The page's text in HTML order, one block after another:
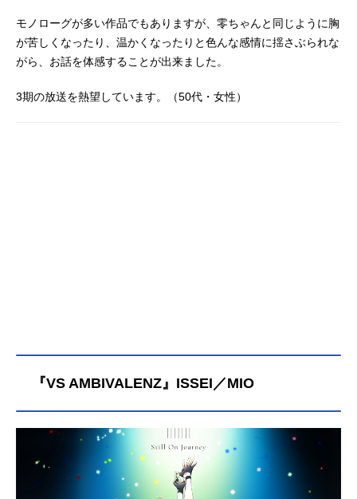
櫻井孝宏スタッフ原作：羽海野チカ
（白泉社ヤングアニマル連載）監
督：新房昭之キャラクターデザイ
術監督：田村せいき音響監督：亀山
モノローグが多い作品でもありますが、零ちゃんと同じように胸
が苦しくなったり、温かくなったりと色んな感情に揺さぶられな
がら、お話を体感することが出来ました。
3期の放送を熱望しています。（50代・女性）
『VS AMBIVALENZ』ISSEI／MIO